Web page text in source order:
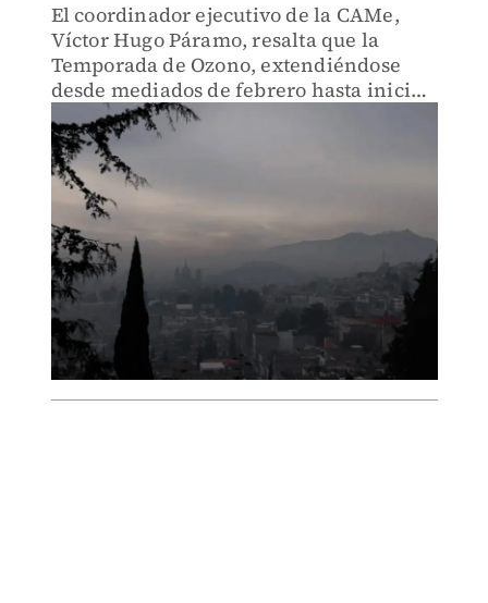
El coordinador ejecutivo de la CAMe,
Víctor Hugo Páramo, resalta que la
Temporada de Ozono, extendiéndose
desde mediados de febrero hasta inicios
de junio antes de la temporada de
lluvias.